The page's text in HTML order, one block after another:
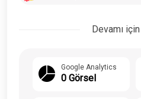
Devamı için
Google Analytics
0 Görsel